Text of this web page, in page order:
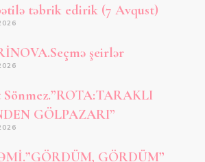
təbrik edirik (7 Avqust)
şeirlər
GÖLPAZARI”
GÖRDÜM”